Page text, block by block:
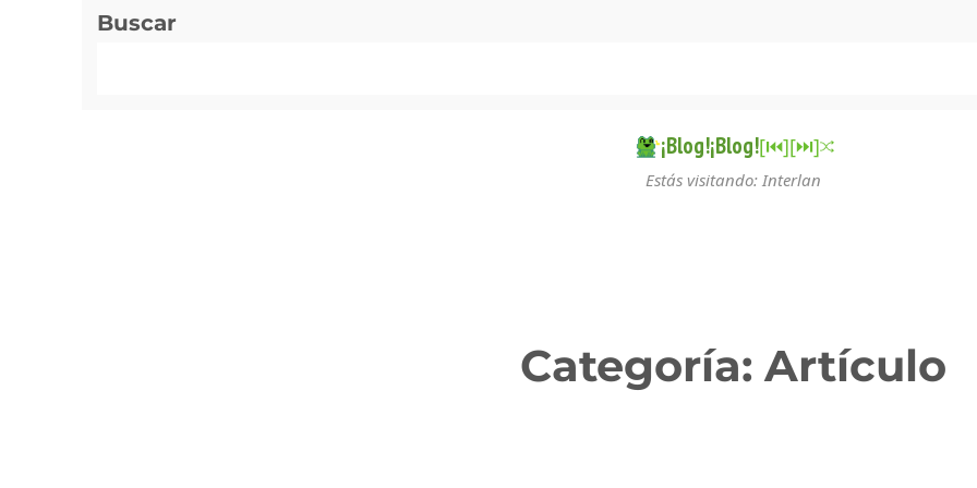
Buscar
¡Blog!¡Blog![⏮︎][⏭︎]
Estás visitando: Interlan
Categoría:Artículo